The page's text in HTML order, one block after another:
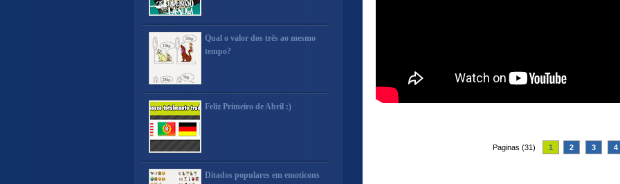
Paginas (31) 1 2 3 4
Qual o valor dos três ao mesmo
tempo?
Feliz Primeiro de Abril :)
Ditados populares em emoticons